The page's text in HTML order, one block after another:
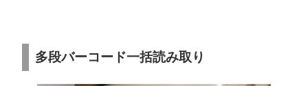
多段バーコード一括読み取り